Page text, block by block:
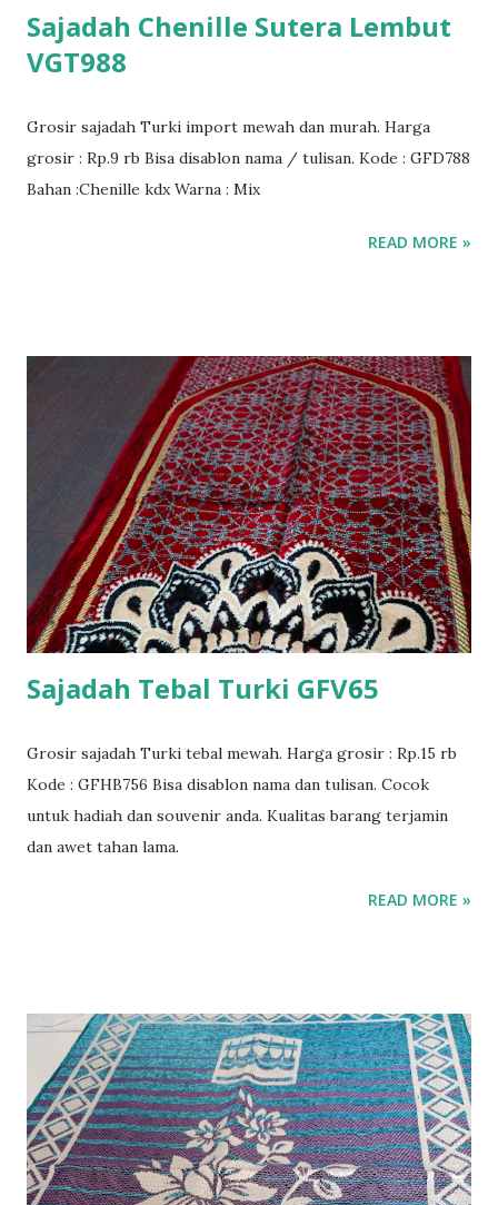
Sajadah Chenille Sutera Lembut
VGT988
Grosir sajadah Turki import mewah dan murah. Harga
grosir : Rp.9 rb Bisa disablon nama / tulisan. Kode : GFD788
Bahan :Chenille kdx Warna : Mix
READ MORE »
Sajadah Tebal Turki GFV65
Grosir sajadah Turki tebal mewah. Harga grosir : Rp.15 rb
Kode : GFHB756 Bisa disablon nama dan tulisan. Cocok
untuk hadiah dan souvenir anda. Kualitas barang terjamin
dan awet tahan lama.
READ MORE »